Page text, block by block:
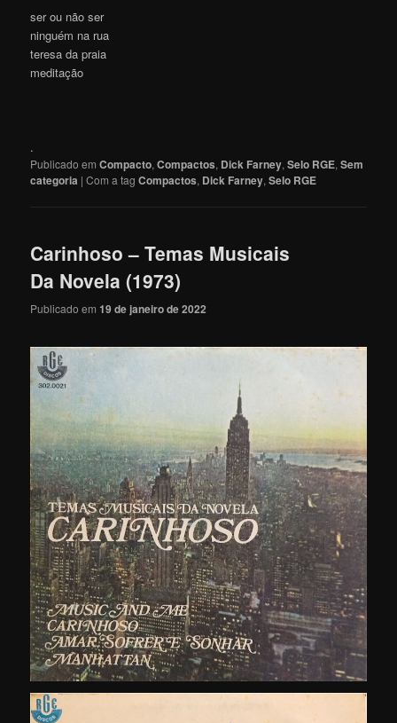
ser ou não ser
ninguém na rua
teresa da praia
meditação
.
Publicado em Compacto,Compactos, Dick Farney,Selo RGE,Sem
categoria |Com a tagCompactos, Dick Farney,Selo RGE
Carinhoso – Temas Musicais
Da Novela (1973)
Publicado em19 de janeiro de 2022